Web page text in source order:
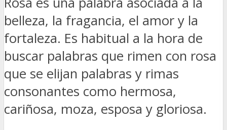
belleza, la fragancia, el amor y la
fortaleza. Es habitual a la hora de
buscar palabras que rimen con rosa
que se elijan palabras y rimas
consonantes como hermosa,
cariñosa, moza, esposa y gloriosa.